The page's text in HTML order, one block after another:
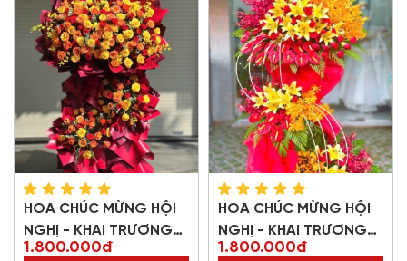
HOA CHÚC MỪNG HỘI
NGHỊ - KHAI TRƯƠNG
29705
1.800.000đ
HOA CHÚC MỪNG HỘI
NGHỊ - KHAI TRƯƠNG
61082
1.800.000đ